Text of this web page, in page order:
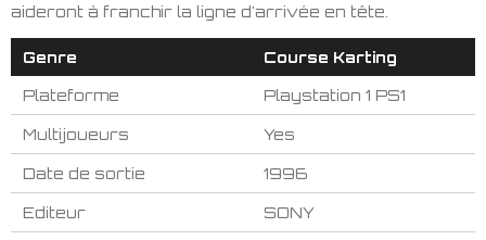
aideront à franchir la ligne d'arrivée en tête.
Genre Course Karting
Plateforme Playstation 1 PS1
Multijoueurs Yes
Date de sortie 1996
Editeur SONY